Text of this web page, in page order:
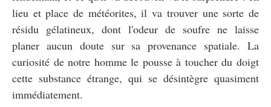
lieu et place de météorites, il va trouver une sorte de
résidu gélatineux, dont l'odeur de soufre ne laisse
planer aucun doute sur sa provenance spatiale. La
curiosité de notre homme le pousse à toucher du doigt
cette substance étrange, qui se désintègre quasiment
immédiatement.